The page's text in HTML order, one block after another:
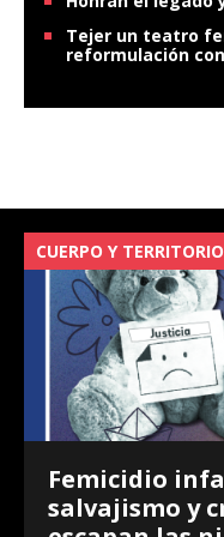
Tejer un teatro
reformulación
CUERPO Y TERRITORIO
Femicidio
salvajismo y